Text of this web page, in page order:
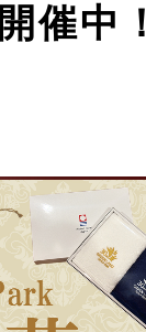
催中！